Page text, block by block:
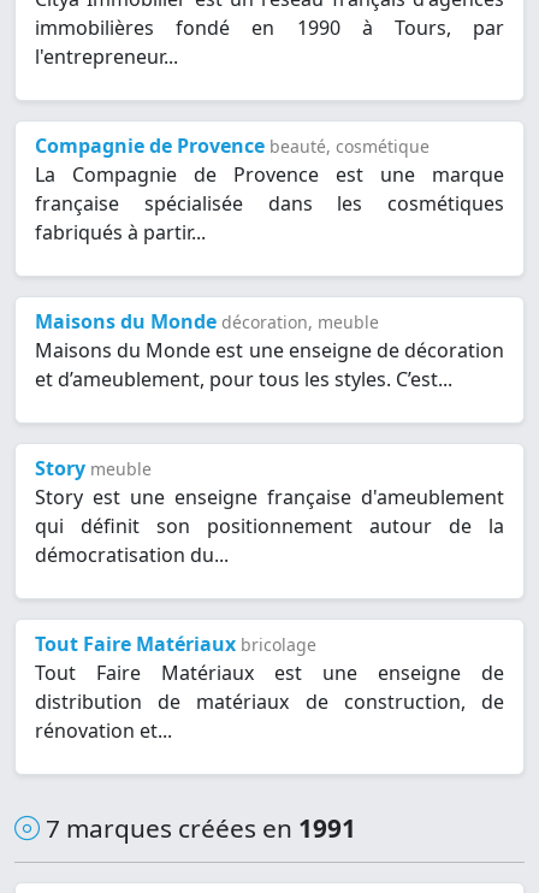
immobilières fondé en 1990 à Tours, par
l'entrepreneur...
Compagnie de Provence beauté, cosmétique
La Compagnie de Provence est une marque
française spécialisée dans les cosmétiques
fabriqués à partir...
Maisons du Monde décoration, meuble
Maisons du Monde est une enseigne de décoration
et d’ameublement, pour tous les styles. C’est...
Story meuble
Story est une enseigne française d'ameublement
qui définit son positionnement autour de la
démocratisation du...
Tout Faire Matériaux bricolage
Tout Faire Matériaux est une enseigne de
distribution de matériaux de construction, de
rénovation et...
7 marques créées en 1991